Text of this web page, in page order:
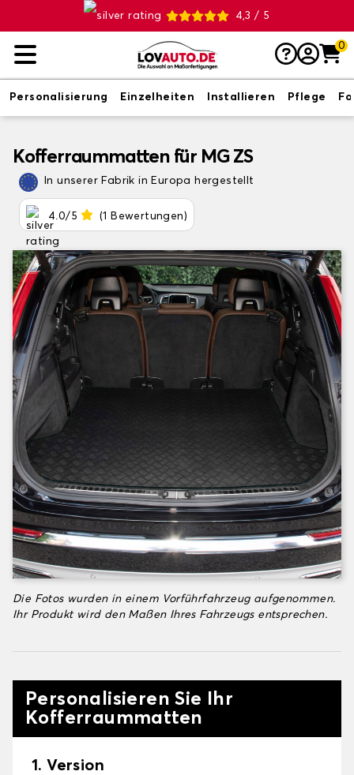
4,3 / 5
0
Personalisierung Einzelheiten Installieren Pflege
Kofferraummatten für MG ZS
In unserer Fabrik in Europa hergestellt
4.0/5 (1 Bewertungen)
Die Fotos wurden in einem Vorführfahrzeug aufgenommen.
Ihr Produkt wird den Maßen Ihres Fahrzeugs entsprechen.
Personalisieren Sie Ihr
Kofferraummatten
1. Version